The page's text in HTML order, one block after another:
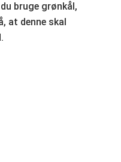
bruge grønkål,
at denne skal